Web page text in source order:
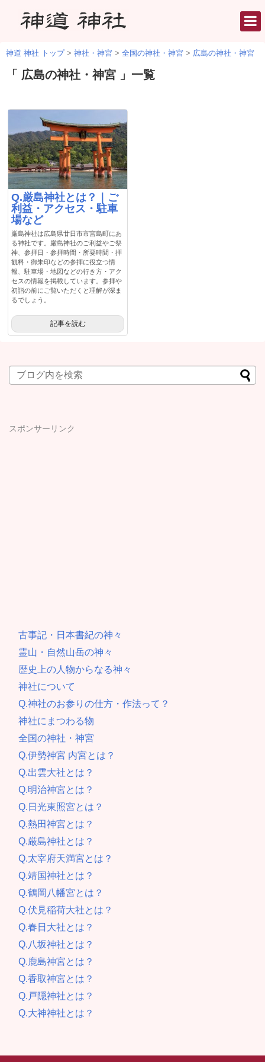
神道 神社 トップ> 神社・神宮 > 全国の神社・神宮 > 広島の神社・神宮
「 広島の神社・神宮 」一覧
Q.厳島神社とは？｜ご
利益・アクセス・駐車
場など
厳島神社は広島県廿日市市宮島町にあ
る神社です。厳島神社のご利益やご祭
神、参拝日・参拝時間・所要時間・拝
観料・御朱印などの参拝に役立つ情
報、駐車場・地図などの行き方・アク
セスの情報を掲載しています。参拝や
初詣の前にご覧いただくと理解が深ま
るでしょう。
記事を読む
スポンサーリンク
古事記・日本書紀の神々
霊山・自然山岳の神々
歴史上の人物からなる神々
神社について
Q.神社のお参りの仕方・作法って？
神社にまつわる物
全国の神社・神宮
Q.伊勢神宮 内宮とは？
Q.出雲大社とは？
Q.明治神宮とは？
Q.日光東照宮とは？
Q.熱田神宮とは？
Q.厳島神社とは？
Q.太宰府天満宮とは？
Q.靖国神社とは？
Q.鶴岡八幡宮とは？
Q.伏見稲荷大社とは？
Q.春日大社とは？
Q.八坂神社とは？
Q.鹿島神宮とは？
Q.香取神宮とは？
Q.戸隠神社とは？
Q.大神神社とは？